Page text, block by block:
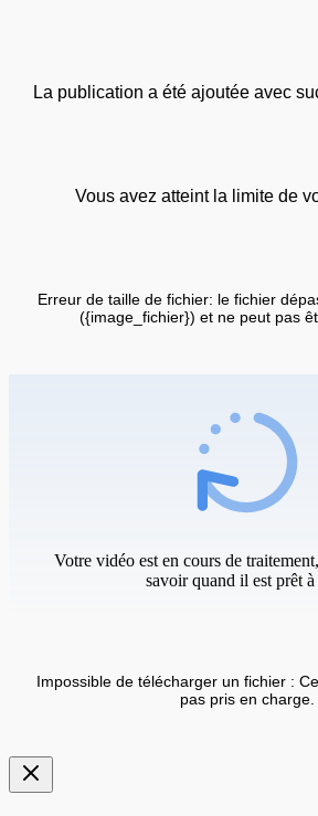
La publication a été ajoutée avec
Vous avez atteint la limite de
Erreur de taille de fichier: le fichier
({image_fichier}) et ne peut pas
Votre vidéo est en cours de
savoir quand il est prêt
Impossible de télécharger un fichier :
pas pris en charge.